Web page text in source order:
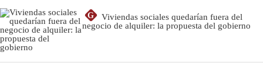
G
Viviendas sociales quedarían fuera del
negocio de alquiler: la propuesta del gobierno